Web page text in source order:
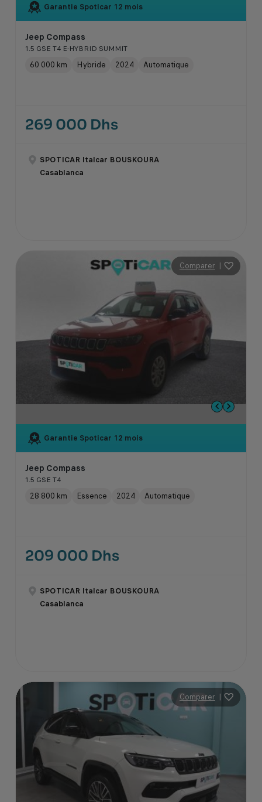
Garantie Spoticar 12 mois
Jeep Compass
1.5 GSE T4 E-HYBRID SUMMIT
60 000 km Hybride 2024 Automatique
269 000 Dhs
SPOTICAR Italcar BOUSKOURA
Casablanca
Comparer |
Garantie Spoticar 12 mois
Jeep Compass
1.5 GSE T4
28 800 km Essence 2024 Automatique
209 000 Dhs
SPOTICAR Italcar BOUSKOURA
Casablanca
Comparer |